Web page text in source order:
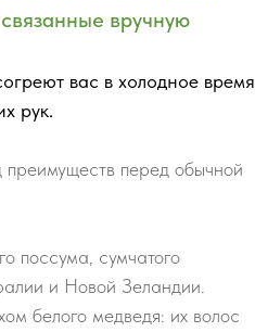
вручную
вас в холодное время
рук.
перед обычной
поссума, сумчатого
и Новой Зеландии.
белого медведя: их волос